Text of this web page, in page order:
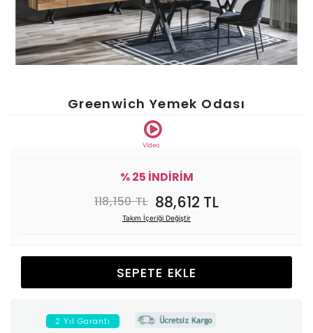
Tv
Ünitesi
Greenwich Yemek Odası
Video
% 25 İNDİRİM
118,150 TL 88,612 TL
Takım İçeriği Değiştir
SEPETE EKLE
2 Yıl Garanti